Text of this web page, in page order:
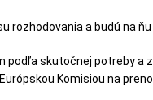
rozhodovania a budú na
skutočnej potreby a
Komisiou na